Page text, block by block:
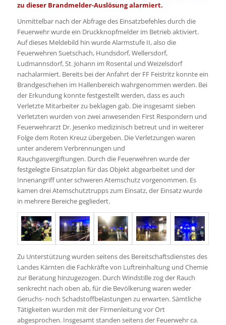
zu dieser Brandmelder-Auslösung alarmiert.
Unmittelbar nach der Abfrage des Einsatzbefehles durch die
Feuerwehr wurde ein Druckknopfmelder im Betrieb aktiviert.
Auf dieses Meldebild hin wurde Alarmstufe II, also die
Feuerwehren Suetschach, Hundsdorf, Wellersdorf,
Ludmannsdorf, St. Johann im Rosental und Weizelsdorf
nachalarmiert. Bereits bei der Anfahrt der FF Feistritz konnte ein
Brandgeschehen im Hallenbereich wahrgenommen werden. Bei
der Erkundung konnte festgestellt werden, dass es auch
Verletzte Mitarbeiter zu beklagen gab. Die insgesamt sieben
Verletzten wurden von zwei anwesenden First Respondern und
Feuerwehrarzt Dr. Jesenko medizinisch betreut und in weiterer
Folge dem Roten Kreuz übergeben. Die Verletzungen waren
unter anderem Verbrennungen und
Rauchgasvergiftungen. Durch die Feuerwehren wurde der
festgelegte Einsatzplan für das Objekt abgearbeitet und der
Innenangriff unter schweren Atemschutz vorgenommen. Es
kamen drei Atemschutztrupps zum Einsatz, der Einsatz wurde
in mehrere Bereiche gegliedert.
Zu Unterstützung wurden seitens des Bereitschaftsdienstes des
Landes Kärnten die Fachkräfte von Luftreinhaltung und Chemie
zur Beratung hinzugezogen. Durch Windstille zog der Rauch
senkrecht nach oben ab, für die Bevölkerung waren weder
Geruchs- noch Schadstoffbelastungen zu erwarten. Sämtliche
Tätigkeiten wurden mit der Firmenleitung vor Ort
abgesprochen. Insgesamt standen seitens der Feuerwehr ca.